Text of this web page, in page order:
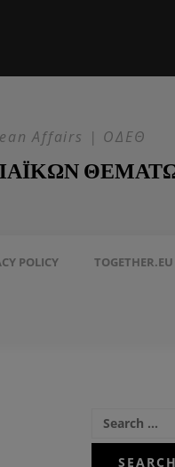
Η EEAS και η Επιχείρηση
Affairs | ΟΔΕΘ
POLICY